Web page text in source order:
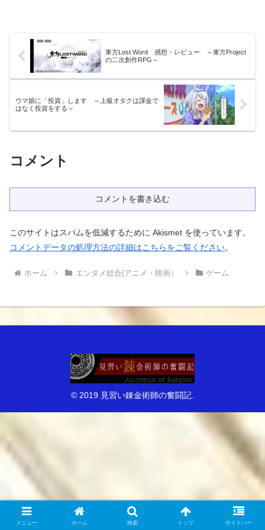
東方Lost Word 感想・レビュー ～東方Project
の二次創作RPG～
ウマ娘に「投資」します ～上級オタクは課金で
はなく投資をする～
コメント
コメントを書き込む
このサイトはスパムを低減するために Akismet を使っています。
コメントデータの処理方法の詳細はこちらをご覧ください。
ホーム エンタメ総合(アニメ・映画） ゲーム
© 2019 見習い錬金術師の奮闘記.
メニュー ホーム 検索 トップ サイドバー